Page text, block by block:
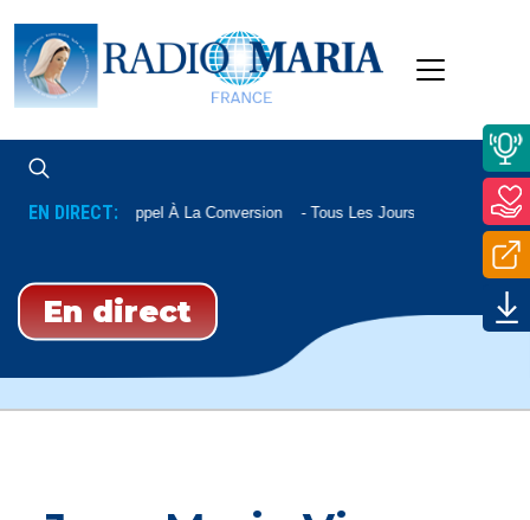
EN DIRECT: Appel À La Conversion Tous Les Jours À 22h20
En direct